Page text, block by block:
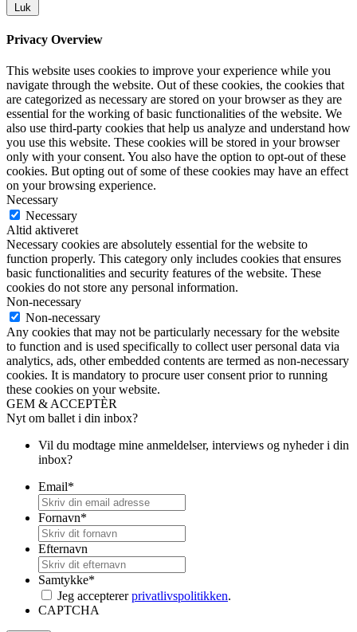
Luk
Privacy Overview
This website uses cookies to improve your experience while you
navigate through the website. Out of these cookies, the cookies that
are categorized as necessary are stored on your browser as they are
essential for the working of basic functionalities of the website. We
also use third-party cookies that help us analyze and understand how
you use this website. These cookies will be stored in your browser
only with your consent. You also have the option to opt-out of these
cookies. But opting out of some of these cookies may have an effect
on your browsing experience.
Necessary
Necessary
Altid aktiveret
Necessary cookies are absolutely essential for the website to
function properly. This category only includes cookies that ensures
basic functionalities and security features of the website. These
cookies do not store any personal information.
Non-necessary
Non-necessary
Any cookies that may not be particularly necessary for the website
to function and is used specifically to collect user personal data via
analytics, ads, other embedded contents are termed as non-necessary
cookies. It is mandatory to procure user consent prior to running
these cookies on your website.
GEM & ACCEPTÈR
Nyt om ballet i din inbox?
Vil du modtage mine anmeldelser, interviews og nyheder i din
inbox?
Email*
Fornavn*
Efternavn
Samtykke*
Jeg acceptererprivatlivspolitikken.
CAPTCHA